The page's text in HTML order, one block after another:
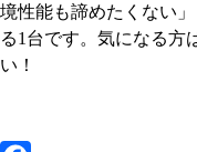
境性能も諦めたくない
る1台です。気になる方
い！